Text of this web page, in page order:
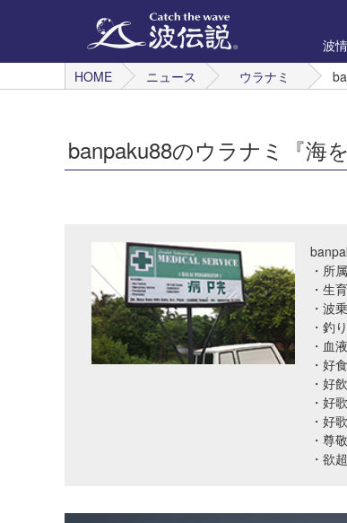
波
HOME
ニュース ウラナミ
banpaku88のウラナミ『海
・所
・生
・波
・釣
・血
・好
・好
・好
・好
・尊
・欲